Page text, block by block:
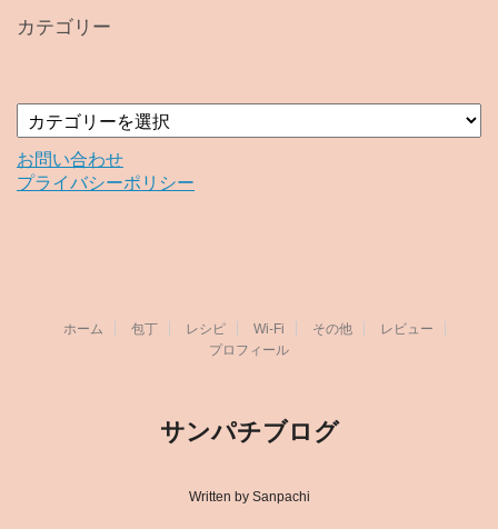
ブ
カテゴリー
テ
ゴ
リ
お問い合わせ
プライバシーポリシー
ホーム 包丁 レシピ Wi-Fi その他
レビュー
プロフィール
サンパチブログ
Written by Sanpachi